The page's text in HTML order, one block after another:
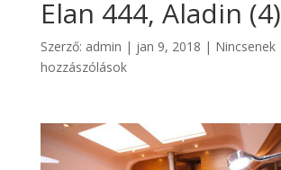
Elan 444, Aladin (4)
Szerző: admin | jan 9, 2018 | Nincsenek
hozzászólások